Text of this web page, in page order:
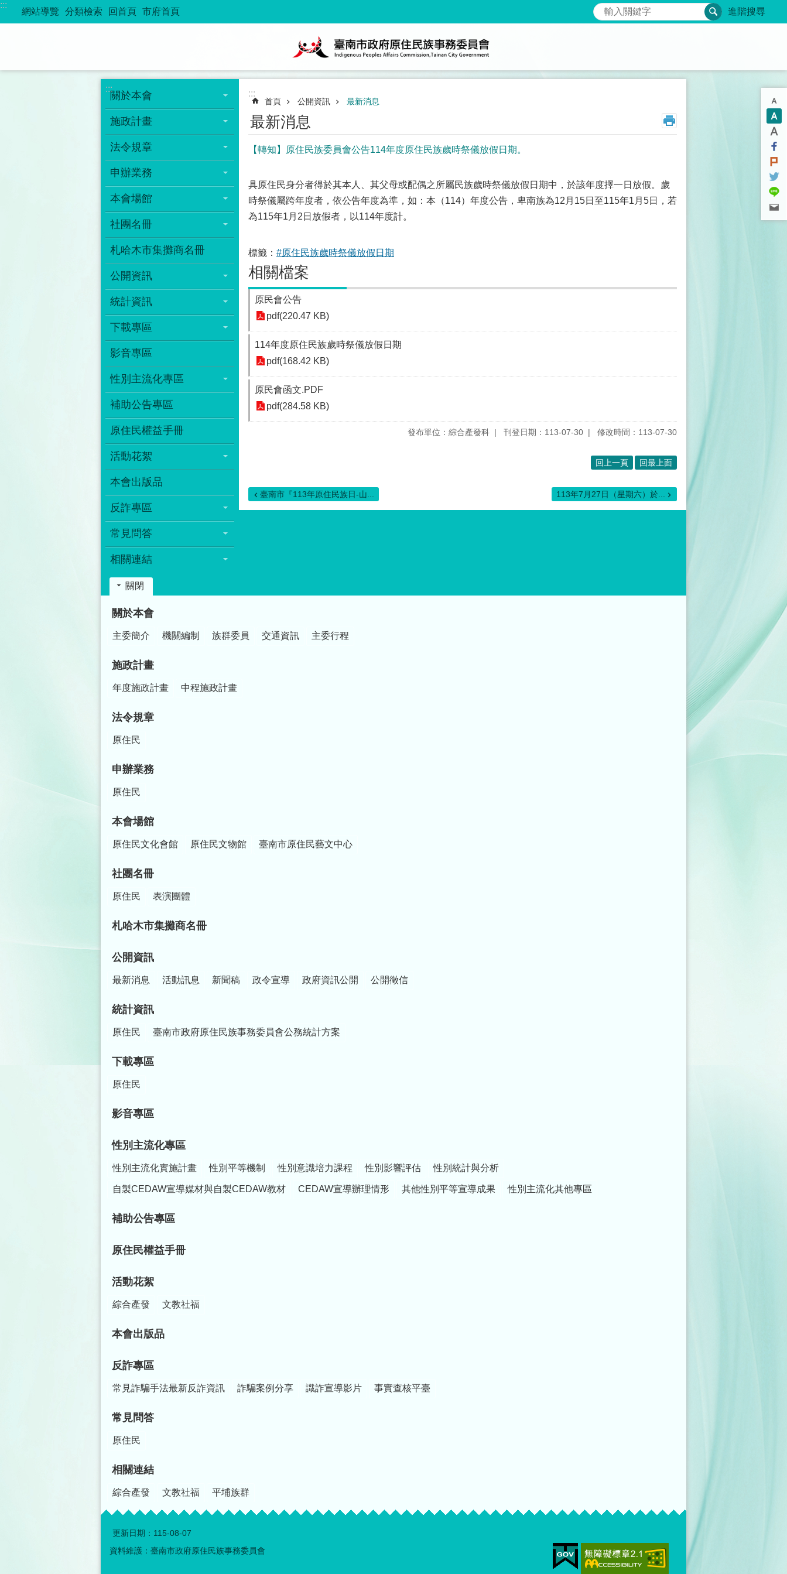
跳到主要內容區塊
:::
網站導覽 分類檢索 回首頁 市府首頁 搜尋 進階搜尋
:::
關於本會
施政計畫
法令規章
申辦業務
本會場館
社團名冊
札哈木市集攤商名冊
公開資訊
統計資訊
下載專區
影音專區
性別主流化專區
補助公告專區
原住民權益手冊
活動花絮
本會出版品
反詐專區
常見問答
相關連結
:::
首頁 公開資訊 最新消息
最新消息
【轉知】原住民族委員會公告114年度原住民族歲時祭儀放假日期。
具原住民身分者得於其本人、其父母或配偶之所屬民族歲時祭儀放假日期中，於該年度擇一日放假。歲
時祭儀屬跨年度者，依公告年度為準，如：本（114）年度公告，卑南族為12月15日至115年1月5日，若
為115年1月2日放假者，以114年度計。
標籤： #原住民族歲時祭儀放假日期
相關檔案
原民會公告
pdf(220.47 KB)
114年度原住民族歲時祭儀放假日期
pdf(168.42 KB)
原民會函文.PDF
pdf(284.58 KB)
發布單位：綜合產發科 刊登日期：113-07-30 修改時間：113-07-30
回上一頁 回最上面
臺南市『113年原住民族日-山... 113年7月27日（星期六）於...
關閉
關於本會
主委簡介 機關編制 族群委員 交通資訊 主委行程
施政計畫
年度施政計畫 中程施政計畫
法令規章
原住民
申辦業務
原住民
本會場館
原住民文化會館 原住民文物館 臺南市原住民藝文中心
社團名冊
原住民 表演團體
札哈木市集攤商名冊
公開資訊
最新消息 活動訊息 新聞稿 政令宣導 政府資訊公開 公開徵信
統計資訊
原住民 臺南市政府原住民族事務委員會公務統計方案
下載專區
原住民
影音專區
性別主流化專區
性別主流化實施計畫 性別平等機制 性別意識培力課程 性別影響評估 性別統計與分析
自製CEDAW宣導媒材與自製CEDAW教材 CEDAW宣導辦理情形 其他性別平等宣導成果 性別主流化其他專區
補助公告專區
原住民權益手冊
活動花絮
綜合產發 文教社福
本會出版品
反詐專區
常見詐騙手法最新反詐資訊 詐騙案例分享 識詐宣導影片 事實查核平臺
常見問答
原住民
相關連結
綜合產發 文教社福 平埔族群
更新日期： 115-08-07
資料維護：臺南市政府原住民族事務委員會